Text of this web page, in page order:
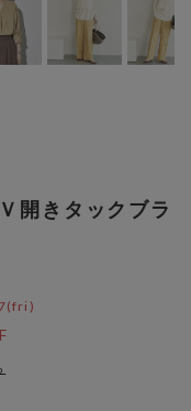
開きタックブラ